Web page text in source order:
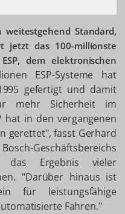
Standard,
jetzt das 100-millionste
dem elektronischen
ESP-Systeme hat
gefertigt und damit
mehr Sicherheit im
hat in den vergangenen
gerettet", fasst Gerhard
Geschäftsbereichs
das Ergebnis vieler
"Darüber hinaus ist
für leistungsfähige
Fahren."